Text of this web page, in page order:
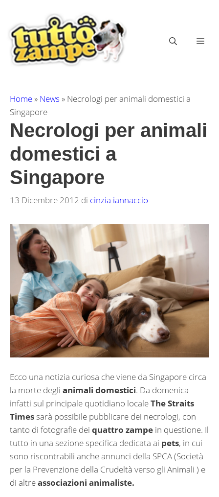
contenuto
Home» News » Necrologi per animali domestici a
Singapore
Necrologi per animali
domestici a
Singapore
13 Dicembre 2012 di cinzia iannaccio
Ecco una notizia curiosa che viene da Singapore circa
la morte degli animali domestici. Da domenica
infatti sul principale quotidiano localeThe Straits
Timessarà possibile pubblicare dei necrologi, con
tanto di fotografie dei quattro zampe in questione. Il
tutto in una sezione specifica dedicata ai pets, in cui
sono riscontrabili anche annunci della SPCA (Società
per la Prevenzione della Crudeltà verso gli Animali ) e
di altreassociazioni animaliste.